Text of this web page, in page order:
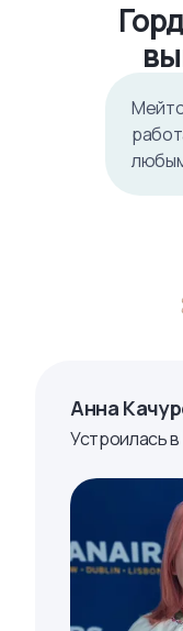
Анна
Устроилась в